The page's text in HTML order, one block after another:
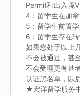
Permit和出入境
4：留学生在加
5：留学生前置
6：留学生存在
如果您处于以上
不会被通过，甚
不会受理更有甚
认证黑名单，以
★宏洋留学服务